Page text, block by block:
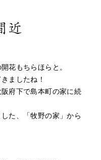
近
花もちらほらと。
ましたね！
府下で島本町の家に続
た、「牧野の家」から